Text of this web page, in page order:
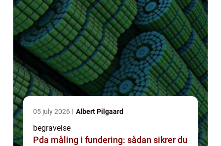
05 july 2026 Albert Pilgaard
begravelse
Pda måling i fundering: sådan sikrer du